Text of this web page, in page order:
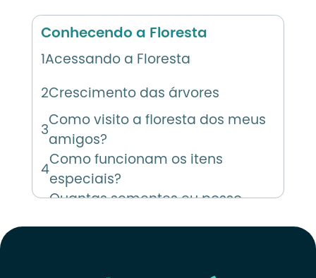
Conhecendo a Floresta
1Acessando a Floresta
2Crescimento das árvores
3
Como visito a floresta dos meus
amigos?
4
Como funcionam os itens
especiais?
Quantas sementes eu posso